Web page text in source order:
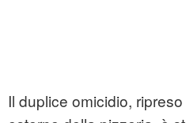
Il duplice omicidio,